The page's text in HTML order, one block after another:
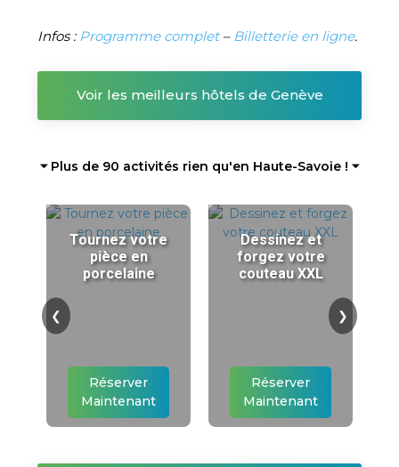
Infos :Programme complet– Billetterie en ligne.
Voir les meilleurs hôtels de Genève
⏷ Plus de 90 activités rien qu'en Haute-Savoie ! ⏷
Tournez votre
pièce en
porcelaine
Réserver
Maintenant
Dessinez et
forgez votre
couteau XXL
Réserver
Maintenant
❮ ❯